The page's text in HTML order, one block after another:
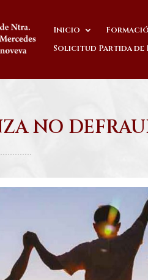
Inicio
Solicitud Partida de
NO